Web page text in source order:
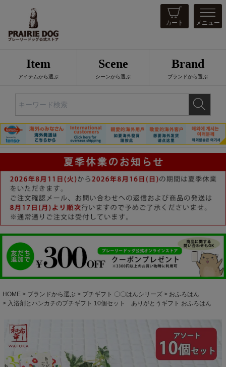
カート メニュー
Item
アイテムから選ぶ
Scene
シーンから選ぶ
Brand
ブランドから選ぶ
HOME ブランドから選ぶ プチギフト 〇〇はんシリーズ
おふろはん
入浴剤とハンカチのプチギフト 10個セット ありがとうギフト おふろはん